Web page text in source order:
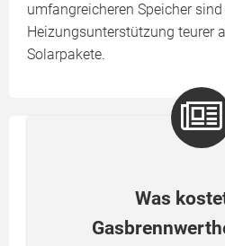
umfangreicheren Speicher
Heizungsunterstützung teurer
Solarpakete.
Was